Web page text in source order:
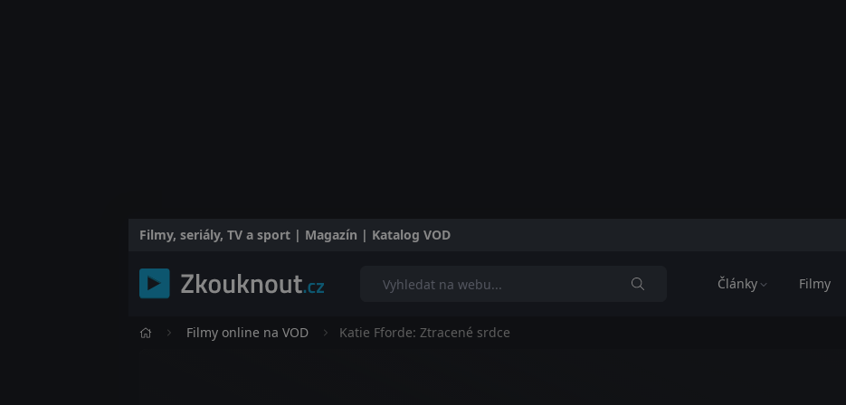
Filmy, seriály, TV a sport | Magazín | Katalog VOD
Články Filmy
Filmy online na VOD Katie Fforde: Ztracené srdce